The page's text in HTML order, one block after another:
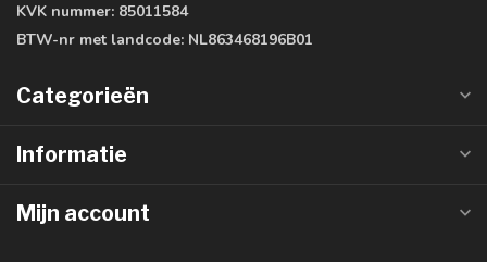
KVK nummer: 85011584
BTW-nr met landcode: NL863468196B01
Categorieën
Informatie
Mijn account